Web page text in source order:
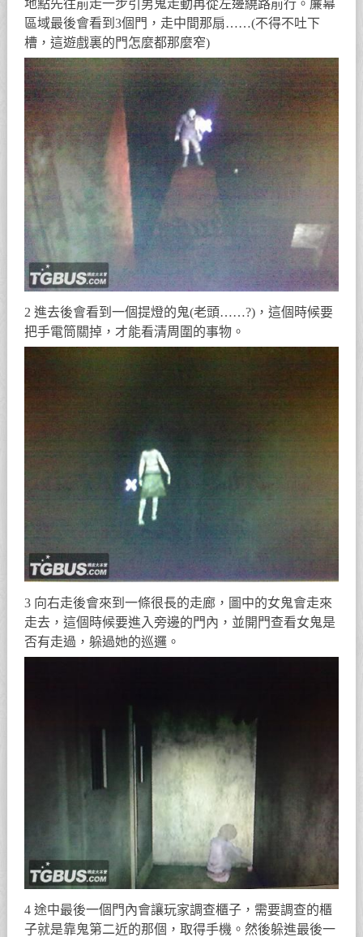
地點先往前走一步引男鬼走動再從左邊繞路前行。簾幕
區域最後會看到3個門，走中間那扇……(不得不吐下
槽，這遊戲裏的門怎麼都那麼窄)
2 進去後會看到一個提燈的鬼(老頭……?)，這個時候要
把手電筒關掉，才能看清周圍的事物。
3 向右走後會來到一條很長的走廊，圖中的女鬼會走來
走去，這個時候要進入旁邊的門內，並開門查看女鬼是
否有走過，躲過她的巡邏。
4 途中最後一個門內會讓玩家調查櫃子，需要調查的櫃
子就是靠鬼第二近的那個，取得手機。然後躲進最後一